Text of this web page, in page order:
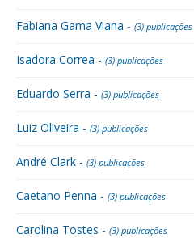
Fabiana Gama Viana - (3) publicações
Isadora Correa - (3) publicações
Eduardo Serra - (3) publicações
Luiz Oliveira - (3) publicações
André Clark - (3) publicações
Caetano Penna - (3) publicações
Carolina Tostes - (3) publicações